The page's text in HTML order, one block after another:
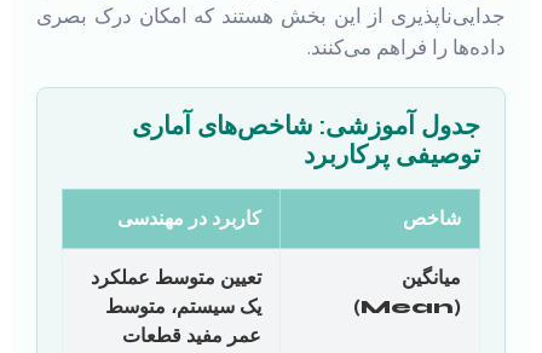
جدایی‌ناپذیری از این بخش هستند که امکان درک بصری
داده‌ها را فراهم می‌کنند.
جدول آموزشی: شاخص‌های آماری
توصیفی پرکاربرد
شاخص کاربرد در مهندسی
میانگین
(Mean)
تعیین متوسط عملکرد
یک سیستم، متوسط
عمر مفید قطعات